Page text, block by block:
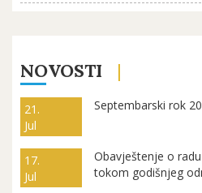
NOVOSTI
21.
Jul
Septembarski rok
17.
Jul
Obavještenje o
tokom godišnjeg